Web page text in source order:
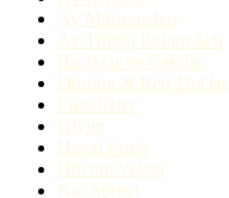
Av Malzemeleri
Av Tüfeği Bakım Seti
Bıçaklar ve Çakılar
Dürbün & Red-Dot'lar
Fişeklikler
Giyim
Havai Fişek
Hücum Yeleği
Kar Spreyi